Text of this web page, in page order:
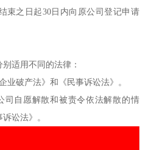
束之日起30日内向原公司登记申请
适用不同的法律：
业破产法》和《民事诉讼法》。
司自愿解散和被责令依法解散的情
讼法》。